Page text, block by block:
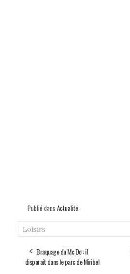
Publié dans Actualité
Loisirs
Braquage du Mc Do : il
disparait dans le parc de Miribel